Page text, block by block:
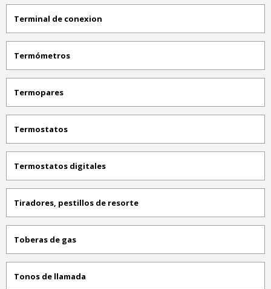
Terminal de conexion
Termómetros
Termopares
Termostatos
Termostatos digitales
Tiradores, pestillos de resorte
Toberas de gas
Tonos de llamada